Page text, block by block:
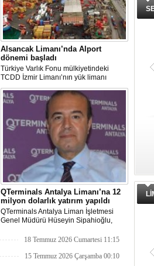
Alsancak Limanı’nda Alport
dönemi başladı
Türkiye Varlık Fonu mülkiyetindeki
TCDD İzmir Limanı’nın yük limanı
faaliyetleri, Albayrak Grubu’nun
uluslararası liman işletmeciliği markası
Alport bünyesinde kurulan Alport
Alsancak Liman İşletmeciliği AŞ’ye
devredildi.
QTerminals Antalya Limanı’na 12
milyon dolarlık yatırım yapıldı
QTerminals Antalya Liman İşletmesi
Genel Müdürü Hüseyin Sipahioğlu,
yatırım yapıldığını, 2026’nın ilk yarısında
yüzde 36 artış yaşandığını söyledi.
18 Temmuz 2026 Cumartesi 11:15
15 Temmuz 2026 Çarşamba 00:10